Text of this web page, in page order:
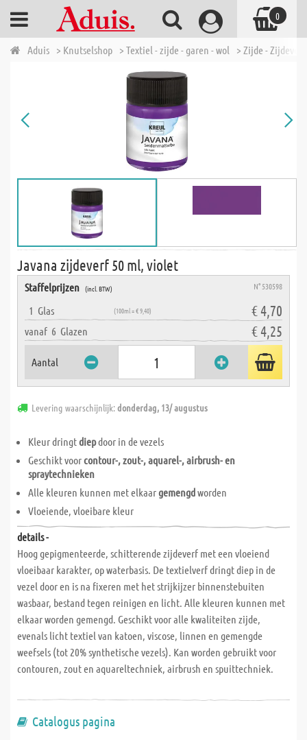
Aduis > Knutselshop > Textiel - zijde - garen - wol > Zijde - Zijdeverf
Javana zijdeverf 50 ml, violet
Staffelprijzen (incl. BTW) N° 530598
1 Glas (100ml = € 9,40) € 4,70
vanaf 6 Glazen € 4,25
Aantal
Levering waarschijnlijk:donderdag, 13/ augustus
Kleur dringtdiepdoor in de vezels
Geschikt voorcontour-, zout-, aquarel-, airbrush- en
spraytechnieken
Alle kleuren kunnen met elkaargemengdworden
Vloeiende, vloeibare kleur
details -
Hoog gepigmenteerde, schitterende zijdeverf met een vloeiend
vloeibaar karakter, op waterbasis. De textielverf dringt diep in de
vezel door en is na fixeren met het strijkijzer binnenstebuiten
wasbaar, bestand tegen reinigen en licht. Alle kleuren kunnen met
elkaar worden gemengd. Geschikt voor alle kwaliteiten zijde,
evenals licht textiel van katoen, viscose, linnen en gemengde
weefsels (tot 20% synthetische vezels). Kan worden gebruikt voor
contouren, zout en aquareltechniek, airbrush en spuittechniek.
Catalogus pagina
0